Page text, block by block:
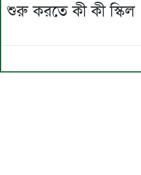
শুরু করতে কী কী স্কিল